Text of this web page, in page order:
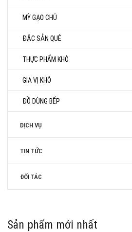
MỲ GẠO CHŨ
ĐẶC SẢN QUÊ
THỰC PHẨM KHÔ
GIA VỊ KHÔ
ĐỒ DÙNG BẾP
DỊCH VỤ
TIN TỨC
ĐỐI TÁC
Sản phẩm mới nhất